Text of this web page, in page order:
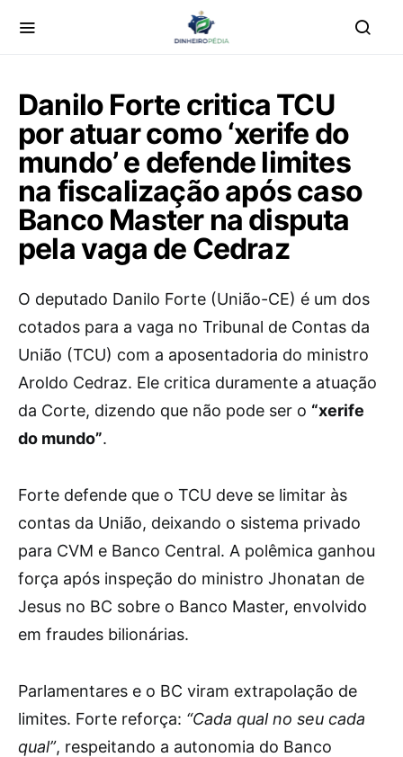
Danilo Forte critica TCU
por atuar como ‘xerife do
mundo’ e defende limites
na fiscalização após caso
Banco Master na disputa
pela vaga de Cedraz
O deputado Danilo Forte (União-CE) é um dos
cotados para a vaga no Tribunal de Contas da
União (TCU) com a aposentadoria do ministro
Aroldo Cedraz. Ele critica duramente a atuação
da Corte, dizendo que não pode ser o “xerife
do mundo”.
Forte defende que o TCU deve se limitar às
contas da União, deixando o sistema privado
para CVM e Banco Central. A polêmica ganhou
força após inspeção do ministro Jhonatan de
Jesus no BC sobre o Banco Master, envolvido
em fraudes bilionárias.
Parlamentares e o BC viram extrapolação de
limites. Forte reforça: “Cada qual no seu cada
qual”, respeitando a autonomia do Banco